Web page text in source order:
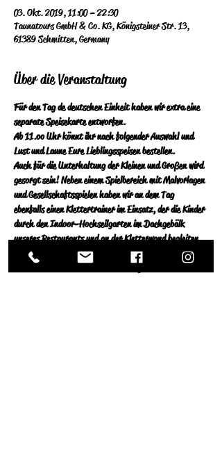
03. Okt. 2019, 11:00 – 22:30
Taunatours GmbH & Co. KG, Königsteiner Str. 13,
61389 Schmitten, Germany
Über die Veranstaltung
Für den Tag de deutschen Einheit haben wir extra eine
separate Speisekarte entworfen.
Ab 11.oo Uhr könnt ihr nach folgender Auswahl und
Lust und Laune Eure Lieblingsspeisen bestellen.
Auch für die Unterhaltung der Kleinen und Großen wird
gesorgt sein! Neben einem Spielbereich mit Malvorlagen
und Gesellschaftsspielen haben wir an dem Tag
ebenfalls einen Klettertrainer im Einsatz, der die Kinder
durch den Indoor-Hochseilgarten im Dachgebälk
unseres Restaurants und  an der Kletterwand begleiten
wird.
Wir freuen uns auf Eure Reservierung!